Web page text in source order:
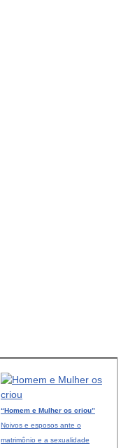
“Homem e Mulher os criou”
Noivos e esposos ante o
matrimônio e a sexualidade